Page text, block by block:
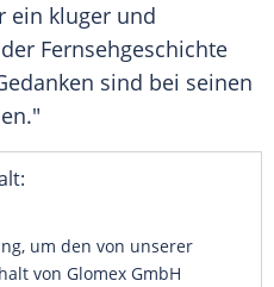
ein kluger und
Fernsehgeschichte
sind bei seinen
um den von unserer
von Glomex GmbH